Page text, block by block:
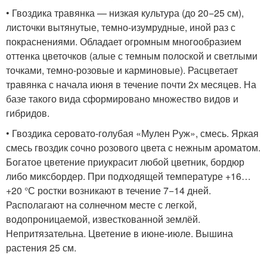
• Гвоздика травянка — низкая культура (до 20−25 см),
листочки вытянутые, темно-изумрудные, иной раз с
покраснениями. Обладает огромным многообразием
оттенка цветочков (алые с темным полоской и светлыми
точками, темно-розовые и карминовые). Расцветает
травянка с начала июня в течение почти 2х месяцев. На
базе такого вида сформировано множество видов и
гибридов.
• Гвоздика серовато-голубая «Мулен Руж», смесь. Яркая
смесь гвоздик сочно розового цвета с нежным ароматом.
Богатое цветение приукрасит любой цветник, бордюр
либо миксбордер. При подходящей температуре +16…
+20 °С ростки возникают в течение 7−14 дней.
Располагают на солнечном месте с легкой,
водопроницаемой, известкованной землёй.
Непритязательна. Цветение в июне-июле. Вышина
растения 25 см.